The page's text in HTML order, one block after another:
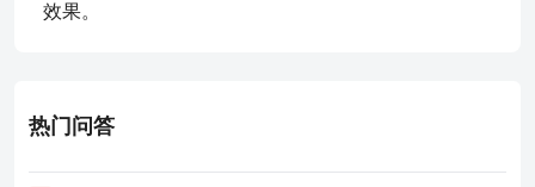
效果。
热门问答